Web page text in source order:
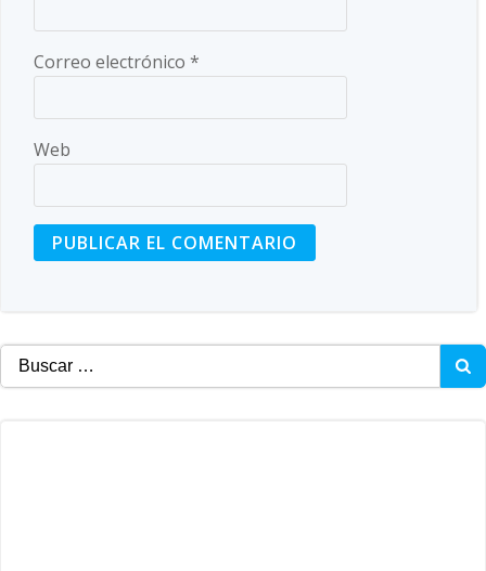
Correo electrónico *
Web
Buscar: